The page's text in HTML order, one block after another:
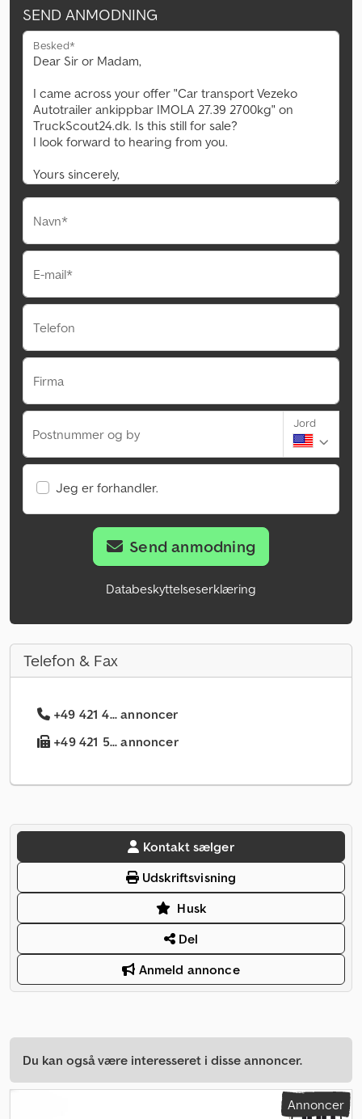
SEND ANMODNING
Besked*
Navn*
E-mail*
Telefon
Firma
Postnummer og by
Jord
Jeg er forhandler.
Send anmodning
Databeskyttelseserklæring
Telefon & Fax
+49 421 4... annoncer
+49 421 5... annoncer
Kontakt sælger
Udskriftsvisning
Husk
Del
Anmeld annonce
Du kan også være interesseret i disse annoncer.
Annoncer